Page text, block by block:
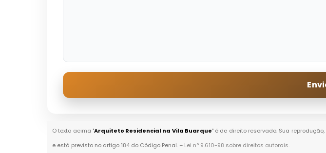
O texto acima "Arquiteto Residencial na Vila Buarque" é de direito reservado. Sua
e está previsto no artigo 184 do Código Penal. – Lei n° 9.610-98 sobre direitos autorais.